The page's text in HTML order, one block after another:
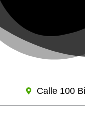
Ir
contenido
Calle 100